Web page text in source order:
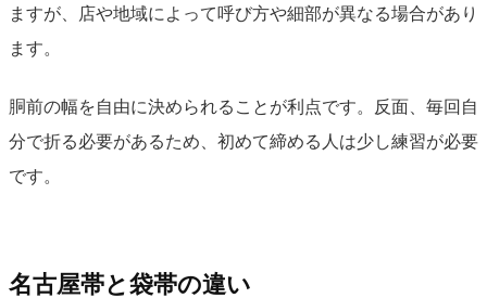
ますが、店や地域によって呼び方や細部が異なる場合があり
ます。
胴前の幅を自由に決められることが利点です。反面、毎回自
分で折る必要があるため、初めて締める人は少し練習が必要
です。
名古屋帯と袋帯の違い